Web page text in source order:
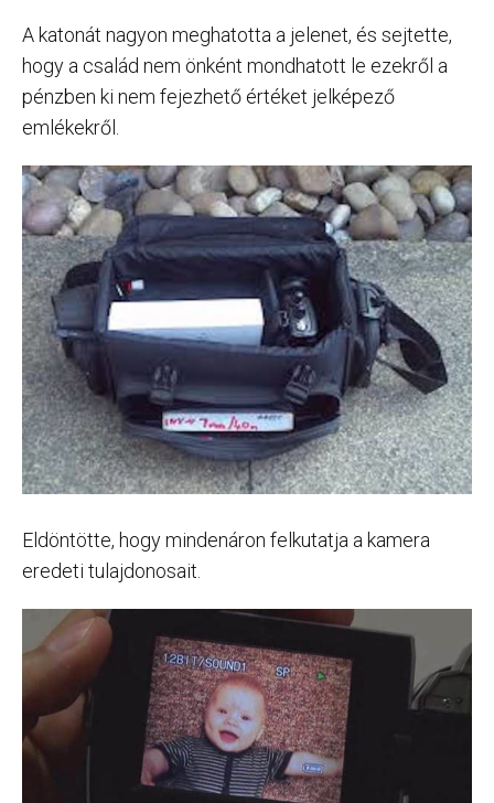
A katonát nagyon meghatotta a jelenet, és sejtette,
hogy a család nem önként mondhatott le ezekről a
pénzben ki nem fejezhető értéket jelképező
emlékekről.
Eldöntötte, hogy mindenáron felkutatja a kamera
eredeti tulajdonosait.